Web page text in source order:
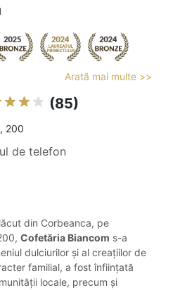
Arată mai multe >>
(85)
200
de telefon
din Corbeanca, pe
Cofetăria Biancom s-a
dulciurilor și al creațiilor de
familial, a fost înființată
locale, precum și